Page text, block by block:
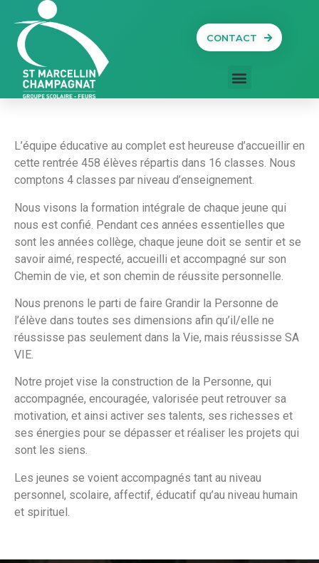
CONTACT
L’équipe éducative au complet est heureuse d’accueillir en
cette rentrée 458 élèves répartis dans 16 classes. Nous
comptons 4 classes par niveau d’enseignement.
Nous visons la formation intégrale de chaque jeune qui
nous est confié. Pendant ces années essentielles que
sont les années collège, chaque jeune doit se sentir et se
savoir aimé, respecté, accueilli et accompagné sur son
Chemin de vie, et son chemin de réussite personnelle.
Nous prenons le parti de faire Grandir la Personne de
l’élève dans toutes ses dimensions afin qu’il/elle ne
réussisse pas seulement dans la Vie, mais réussisse SA
VIE.
Notre projet vise la construction de la Personne, qui
accompagnée, encouragée, valorisée peut retrouver sa
motivation, et ainsi activer ses talents, ses richesses et
ses énergies pour se dépasser et réaliser les projets qui
sont les siens.
Les jeunes se voient accompagnés tant au niveau
personnel, scolaire, affectif, éducatif qu’au niveau humain
et spirituel.